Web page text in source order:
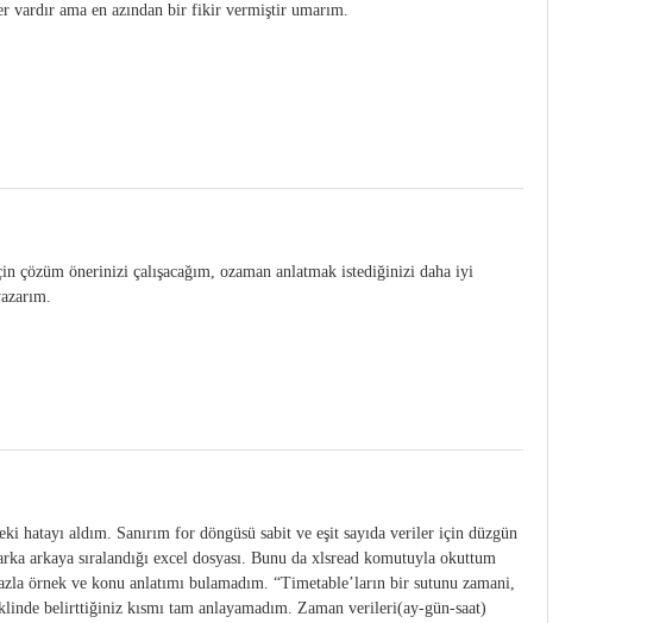
vardır ama en azından bir fikir vermiştir umarım.
çözüm önerinizi çalışacağım, ozaman anlatmak istediğinizi daha iyi
hatayı aldım. Sanırım for döngüsü sabit ve eşit sayıda veriler için düzgün
arkaya sıralandığı excel dosyası. Bunu da xlsread komutuyla okuttum
örnek ve konu anlatımı bulamadım. “Timetable’ların bir sutunu zamani,
belirttiğiniz kısmı tam anlayamadım. Zaman verileri(ay-gün-saat)